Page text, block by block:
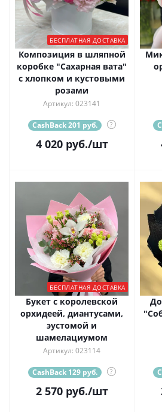
БЕСПЛАТНАЯ ДОСТАВКА
Композиция в шляпной
коробке "Сахарная вата"
с хлопком и кустовыми
розами
Артикул: 023141
CashBack 201 руб. ?
4 020руб./шт
БЕСПЛАТНАЯ ДОСТАВКА
Букет с королевской
орхидеей, диантусами,
эустомой и
шамелациумом
Артикул: 023114
CashBack 129 руб. ?
2 570руб./шт